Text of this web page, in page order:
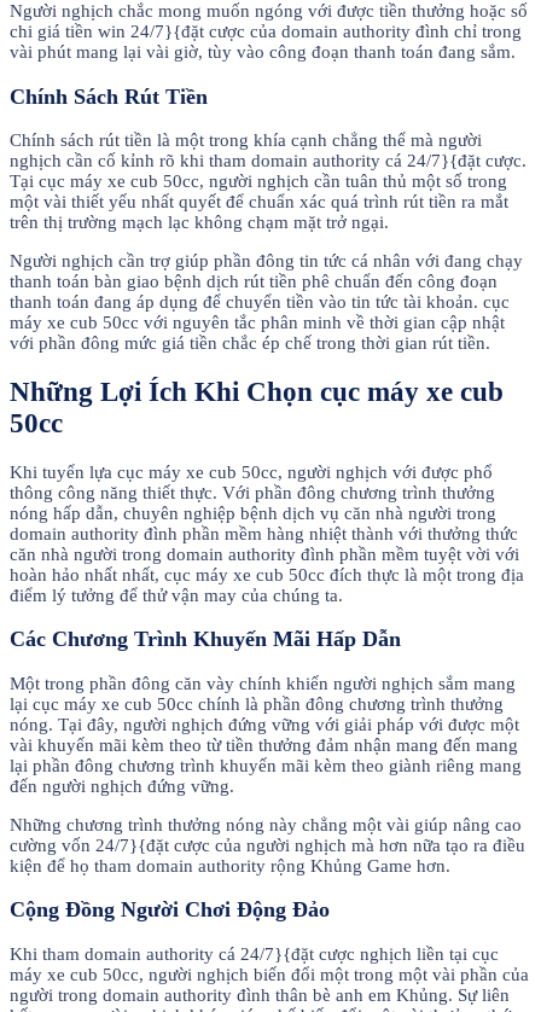
Người nghịch chắc mong muốn ngóng với được tiền thưởng hoặc số
chi giá tiền win 24/7}{đặt cược của domain authority đình chỉ trong
vài phút mang lại vài giờ, tùy vào công đoạn thanh toán đang sắm.
Chính Sách Rút Tiền
Chính sách rút tiền là một trong khía cạnh chẳng thể mà người
nghịch cần cố kỉnh rõ khi tham domain authority cá 24/7}{đặt cược.
Tại cục máy xe cub 50cc, người nghịch cần tuân thủ một số trong
một vài thiết yếu nhất quyết để chuẩn xác quá trình rút tiền ra mắt
trên thị trường mạch lạc không chạm mặt trở ngại.
Người nghịch cần trợ giúp phần đông tin tức cá nhân với đang chạy
thanh toán bàn giao bệnh dịch rút tiền phê chuẩn đến công đoạn
thanh toán đang áp dụng để chuyển tiền vào tin tức tài khoản. cục
máy xe cub 50cc với nguyên tắc phân minh về thời gian cập nhật
với phần đông mức giá tiền chắc ép chế trong thời gian rút tiền.
Những Lợi Ích Khi Chọn cục máy xe cub
50cc
Khi tuyển lựa cục máy xe cub 50cc, người nghịch với được phổ
thông công năng thiết thực. Với phần đông chương trình thưởng
nóng hấp dẫn, chuyên nghiệp bệnh dịch vụ căn nhà người trong
domain authority đình phần mềm hàng nhiệt thành với thưởng thức
căn nhà người trong domain authority đình phần mềm tuyệt vời với
hoàn hảo nhất nhất, cục máy xe cub 50cc đích thực là một trong địa
điểm lý tưởng để thử vận may của chúng ta.
Các Chương Trình Khuyến Mãi Hấp Dẫn
Một trong phần đông căn vày chính khiến người nghịch sắm mang
lại cục máy xe cub 50cc chính là phần đông chương trình thưởng
nóng. Tại đây, người nghịch đứng vững với giải pháp với được một
vài khuyến mãi kèm theo từ tiền thưởng đảm nhận mang đến mang
lại phần đông chương trình khuyến mãi kèm theo giành riêng mang
đến người nghịch đứng vững.
Những chương trình thưởng nóng này chẳng một vài giúp nâng cao
cường vốn 24/7}{đặt cược của người nghịch mà hơn nữa tạo ra điều
kiện để họ tham domain authority rộng Khủng Game hơn.
Cộng Đồng Người Chơi Động Đảo
Khi tham domain authority cá 24/7}{đặt cược nghịch liền tại cục
máy xe cub 50cc, người nghịch biến đổi một trong một vài phần của
người trong domain authority đình thân bè anh em Khủng. Sự liên